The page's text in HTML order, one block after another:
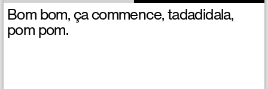
Bom bom, ça commence, tadadidala,
pom pom.